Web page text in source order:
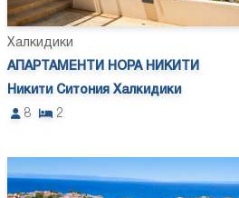
Халкидики
АПАРТАМЕНТИ НОРА НИКИТИ
Никити Ситония Халкидики
8
2